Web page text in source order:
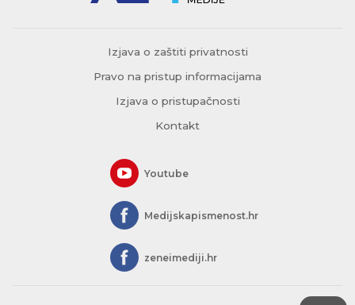
Izjava o zaštiti privatnosti
Pravo na pristup informacijama
Izjava o pristupačnosti
Kontakt
Youtube
Medijskapismenost.hr
zeneimediji.hr